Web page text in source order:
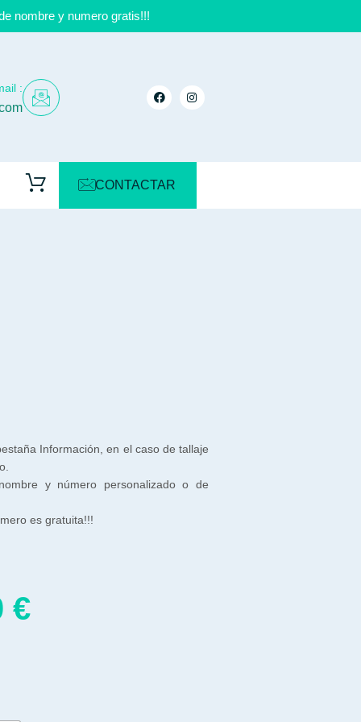
nombre y numero gratis!!!
:
CONTACTAR
Información, en el caso de tallaje
y número personalizado o de
es gratuita!!!
€